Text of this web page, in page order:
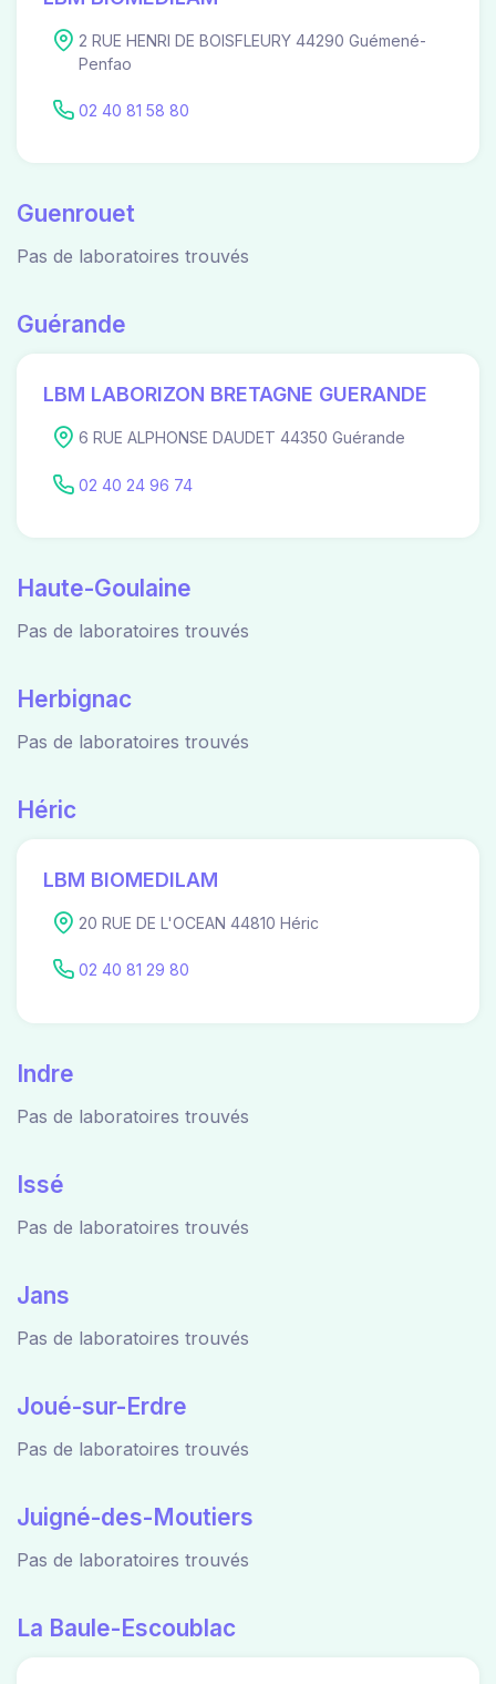
2 RUE HENRI DE BOISFLEURY 44290 Guémené-
Penfao
02 40 81 58 80
Guenrouet
Pas de laboratoires trouvés
Guérande
LBM LABORIZON BRETAGNE GUERANDE
6 RUE ALPHONSE DAUDET 44350 Guérande
02 40 24 96 74
Haute-Goulaine
Pas de laboratoires trouvés
Herbignac
Pas de laboratoires trouvés
Héric
LBM BIOMEDILAM
20 RUE DE L'OCEAN 44810 Héric
02 40 81 29 80
Indre
Pas de laboratoires trouvés
Issé
Pas de laboratoires trouvés
Jans
Pas de laboratoires trouvés
Joué-sur-Erdre
Pas de laboratoires trouvés
Juigné-des-Moutiers
Pas de laboratoires trouvés
La Baule-Escoublac